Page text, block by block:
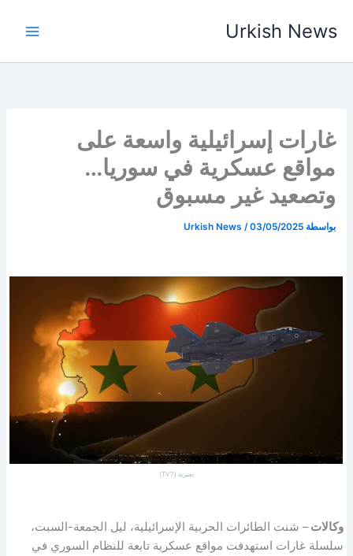
Urkish News
غارات إسرائيلية واسعة على
مواقع عسكرية في سوريا…
وتصعيد غير مسبوق
بواسطة Urkish News /03/05/2025
تعبيرية (TV7)
وكالات– شنت الطائرات الحربية الإسرائيلية، ليل الجمعة-السبت،
سلسلة غارات استهدفت مواقع عسكرية تابعة للنظام السوري في